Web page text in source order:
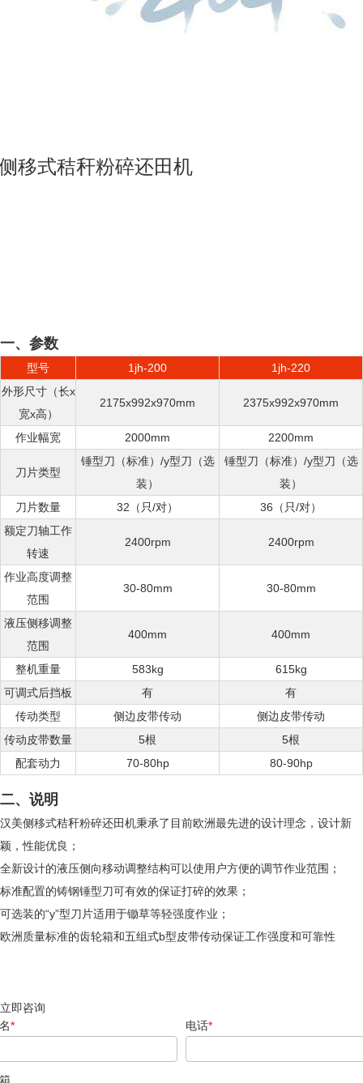
移式秸秆粉碎还田机
一、参数
型号 1jh-200
1jh-220
外形尺寸（长x
宽x高）
2175x992x970mm 2375x992x970mm
作业幅宽 2000mm 2200mm
刀片类型
锤型刀（标准）/y型刀（选
装）
锤型刀（标准）/y型刀（选
装）
刀片数量
32（只/对）
36（只/对）
额定刀轴工作
转速
2400rpm 2400rpm
作业高度调整
范围
30-80mm 30-80mm
液压侧移调整
范围
400mm 400mm
整机重量 583kg
615kg
可调式后挡板
有
有
传动类型
侧边皮带传动
侧边皮带传动
传动皮带数量
5根
5根
配套动力
70-80hp 80-90hp
二、说明
汉美侧移式秸秆粉碎还田机秉承了目前欧洲最先进的设计理念，设计新
颖，性能优良；
全新设计的液压侧向移动调整结构可以使用户方便的调节作业范围；
标准配置的铸钢锤型刀可有效的保证打碎的效果；
可选装的“y”型刀片适用于锄草等轻强度作业；
欧洲质量标准的齿轮箱和五组式b型皮带传动保证工作强度和可靠性
立即咨询
* 电话*